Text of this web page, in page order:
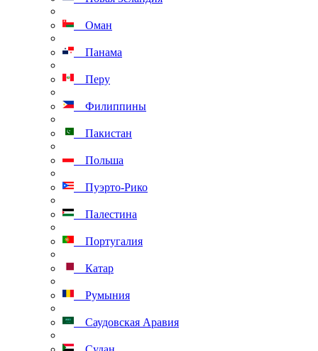
Оман
Панама
Перу
Филиппины
Пакистан
Польша
Пуэрто-Рико
Палестина
Португалия
Катар
Румыния
Саудовская Аравия